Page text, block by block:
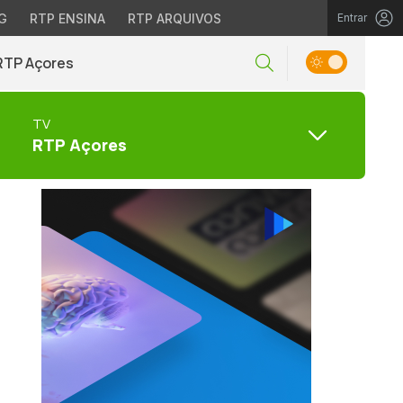
RTP ENSINA RTP ARQUIVOS Entrar
Açores
TV
RTP Açores